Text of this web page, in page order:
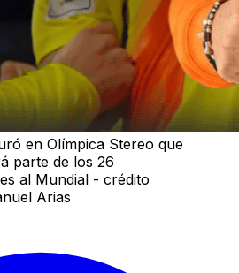
en Olímpica Stereo que
parte de los 26
al Mundial - crédito
Arias